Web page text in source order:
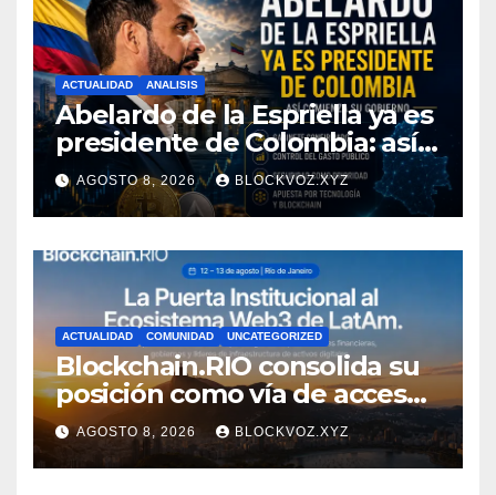
ACTUALIDAD ANALISIS
Abelardo de la Espriella ya es
presidente de Colombia: así
comienza su gobierno y qué
puede cambiar para la
economía y el sector cripto
AGOSTO 8, 2026 BLOCKVOZ.XYZ
ACTUALIDAD COMUNIDAD UNCATEGORIZED
Blockchain.RIO consolida su
posición como vía de acceso
institucional a la
infraestructura financiera
digital de América Latina
AGOSTO 8, 2026 BLOCKVOZ.XYZ